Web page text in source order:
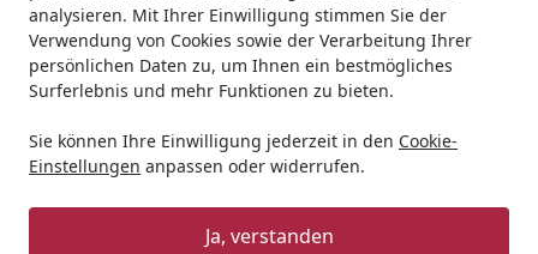
analysieren. Mit Ihrer Einwilligung stimmen Sie der
Verwendung von Cookies sowie der Verarbeitung Ihrer
persönlichen Daten zu, um Ihnen ein bestmögliches
Surferlebnis und mehr Funktionen zu bieten.
Sie können Ihre Einwilligung jederzeit in den Cookie-
Einstellungen anpassen oder widerrufen.
Ja, verstanden
Wolters Gohan Doppelnapf - Grau